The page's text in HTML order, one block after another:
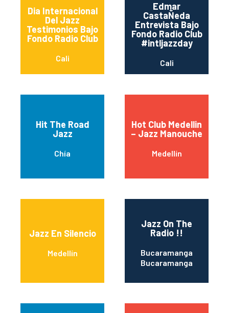
Dia Internacional
Del Jazz
Testimonios Bajo
Fondo Radio Club
Cali
Edmar
CastaÑeda
Entrevista Bajo
Fondo Radio Club
#intljazzday
Cali
Hit The Road
Jazz
Chía
Hot Club Medellin
– Jazz Manouche
Medellín
Jazz En Silencio
Medellín
Jazz On The
Radio !!
Bucaramanga
Bucaramanga